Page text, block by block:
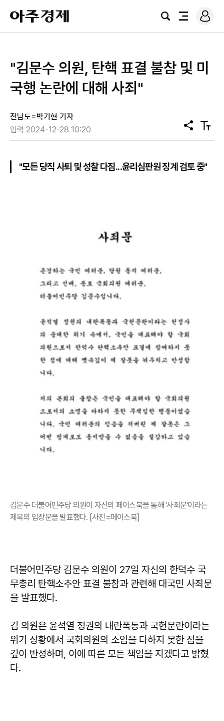
아
주
경
검
전
로
그
"김문수 의원, 탄핵 표결 불참 및 미
국행 논란에 대해 사죄"
전남도=박기현 기자
입력 2024-12-28 10:20
공
유
텍
스
기
"모든 당직 사퇴 및 성찰 다짐...윤리심판원 징계 검토 중"
김문수 더불어민주당 의원이 자신의 페이스북을 통해 '사죄문'이라는
제목의 입장문을 발표했다. [사진=페이스북]
더불어민주당 김문수 의원이 27일 자신의 한덕수 국
무총리 탄핵소추안 표결 불참과 관련해 대국민 사죄문
을 발표했다.
김 의원은 윤석열 정권의 내란폭동과 국헌문란이라는
위기 상황에서 국회의원의 소임을 다하지 못한 점을
깊이 반성하며, 이에 따른 모든 책임을 지겠다고 밝혔
다.